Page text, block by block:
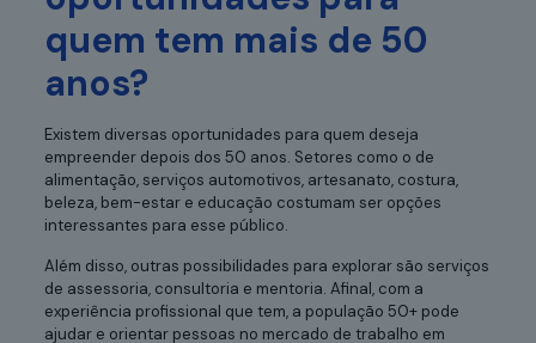
quem tem mais de 50
anos?
Existem diversas oportunidades para quem deseja
empreender depois dos 50 anos. Setores como o de
alimentação, serviços automotivos, artesanato, costura,
beleza, bem-estar e educação costumam ser opções
interessantes para esse público.
Além disso, outras possibilidades para explorar são serviços
de assessoria, consultoria e mentoria. Afinal, com a
experiência profissional que tem, a população 50+ pode
ajudar e orientar pessoas no mercado de trabalho em